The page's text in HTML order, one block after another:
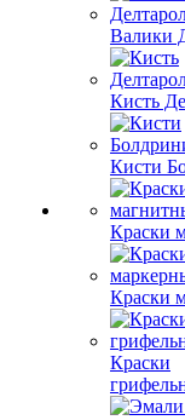
Валики
Кисть
Кисти
Краски
Краски
Краски